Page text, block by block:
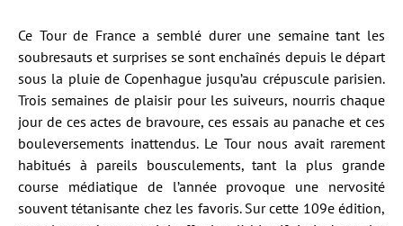
Ce Tour de France a semblé durer une semaine tant les
soubresauts et surprises se sont enchaînés depuis le départ
sous la pluie de Copenhague jusqu’au crépuscule parisien.
Trois semaines de plaisir pour les suiveurs, nourris chaque
jour de ces actes de bravoure, ces essais au panache et ces
bouleversements inattendus. Le Tour nous avait rarement
habitués à pareils bousculements, tant la plus grande
course médiatique de l’année provoque une nervosité
souvent tétanisante chez les favoris. Sur cette 109e édition,